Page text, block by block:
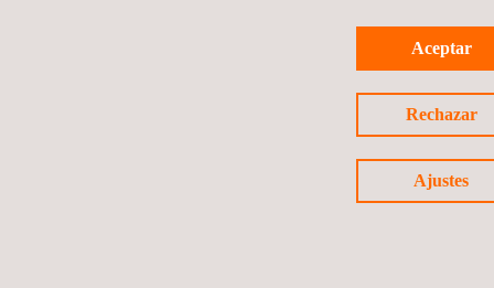
Aceptar
Rechazar
Ajustes